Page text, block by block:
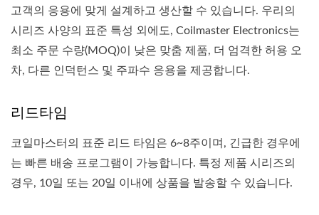
고객의 응용에 맞게 설계하고 생산할 수 있습니다. 우리의
시리즈 사양의 표준 특성 외에도, Coilmaster Electronics는
최소 주문 수량(MOQ)이 낮은 맞춤 제품, 더 엄격한 허용 오
차, 다른 인덕턴스 및 주파수 응용을 제공합니다.
리드타임
코일마스터의 표준 리드 타임은 6~8주이며, 긴급한 경우에
는 빠른 배송 프로그램이 가능합니다. 특정 제품 시리즈의
경우, 10일 또는 20일 이내에 상품을 발송할 수 있습니다.